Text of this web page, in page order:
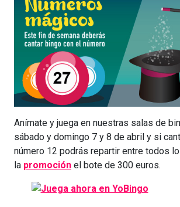
Anímate y juega en nuestras salas de
sábado y domingo 7 y 8 de abril y si
número 12 podrás repartir entre todos
la promoción el bote de 300 euros.